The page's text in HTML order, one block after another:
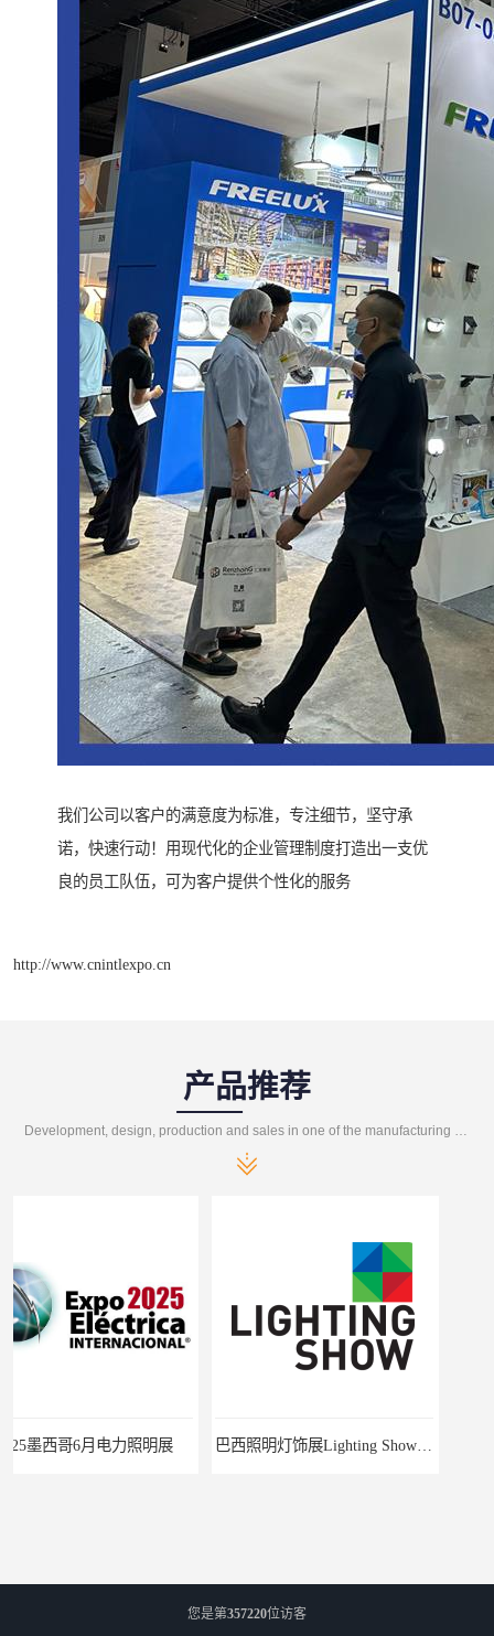
我们公司以客户的满意度为标准，专注细节，坚守承
诺，快速行动！用现代化的企业管理制度打造出一支优
良的员工队伍，可为客户提供个性化的服务
http://www.cnintlexpo.cn
产品推荐
巴西照明灯饰展Lighting Show 2025
您是第357220位访客